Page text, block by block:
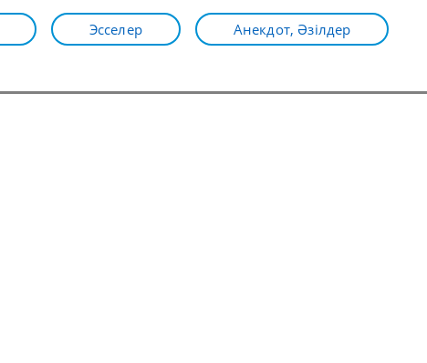
Эсселер Анекдот, Әзілдер